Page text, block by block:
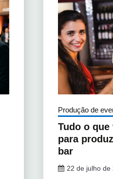
Produção de
Tudo o que
para
bar
22 de julho de